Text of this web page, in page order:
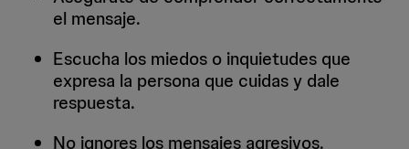
el mensaje.
Escucha los miedos o inquietudes que
expresa la persona que cuidas y dale
respuesta.
No ignores los mensajes agresivos.